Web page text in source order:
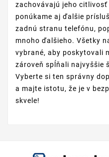
zachovávajú jeho
ponúkame aj ďalšie
zadnú stranu telefónu,
mnoho ďalšieho. Všetky
vybrané, aby poskytovali
zároveň spĺňali najvyššie
Vyberte si ten správny
a majte istotu, že je v
skvele!